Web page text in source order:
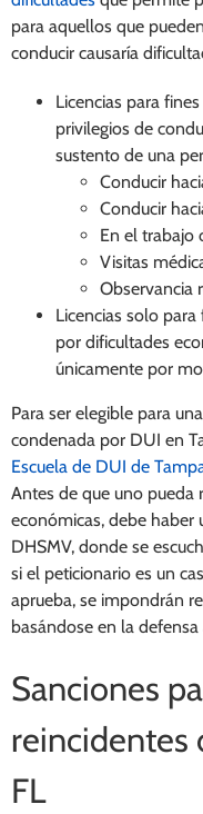
para aquellos que
conducir causaría
Licencias para
privilegios de
sustento de una
Conducir
Conducir
En el trabajo
Visitas
Observancia
Licencias solo
por dificultades
únicamente por
Para ser elegible para
condenada por DUI en
Escuela de DUI de
Antes de que uno pueda
económicas, debe haber
DHSMV, donde se
si el peticionario es un
aprueba, se impondrán
basándose en la
Sanciones
reincidentes
FL